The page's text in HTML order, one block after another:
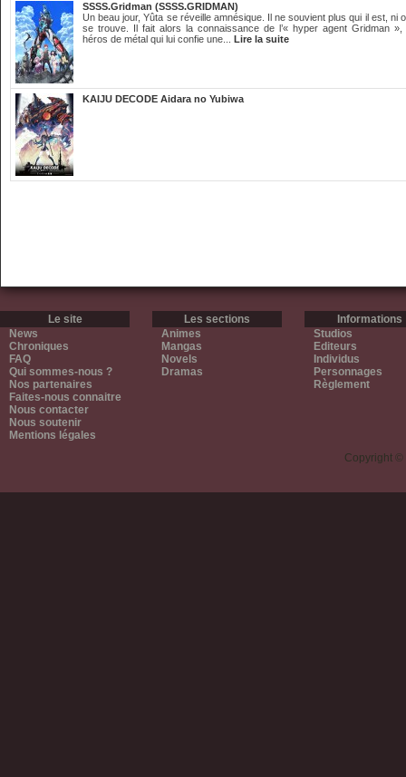
SSSS.Gridman (SSSS.GRIDMAN)
Un beau jour, Yûta se réveille amnésique. Il ne souvient plus qui il est, ni
se trouve. Il fait alors la connaissance de l’« hyper agent Gridman »,
héros de métal qui lui confie une... Lire la suite
KAIJU DECODE Aidara no Yubiwa
Le site
News
Chroniques
FAQ
Qui sommes-nous ?
Nos partenaires
Faites-nous connaitre
Nous contacter
Nous soutenir
Mentions légales
Les sections
Animes
Mangas
Novels
Dramas
Informations
Studios
Editeurs
Individus
Personnages
Règlement
Copyright ©